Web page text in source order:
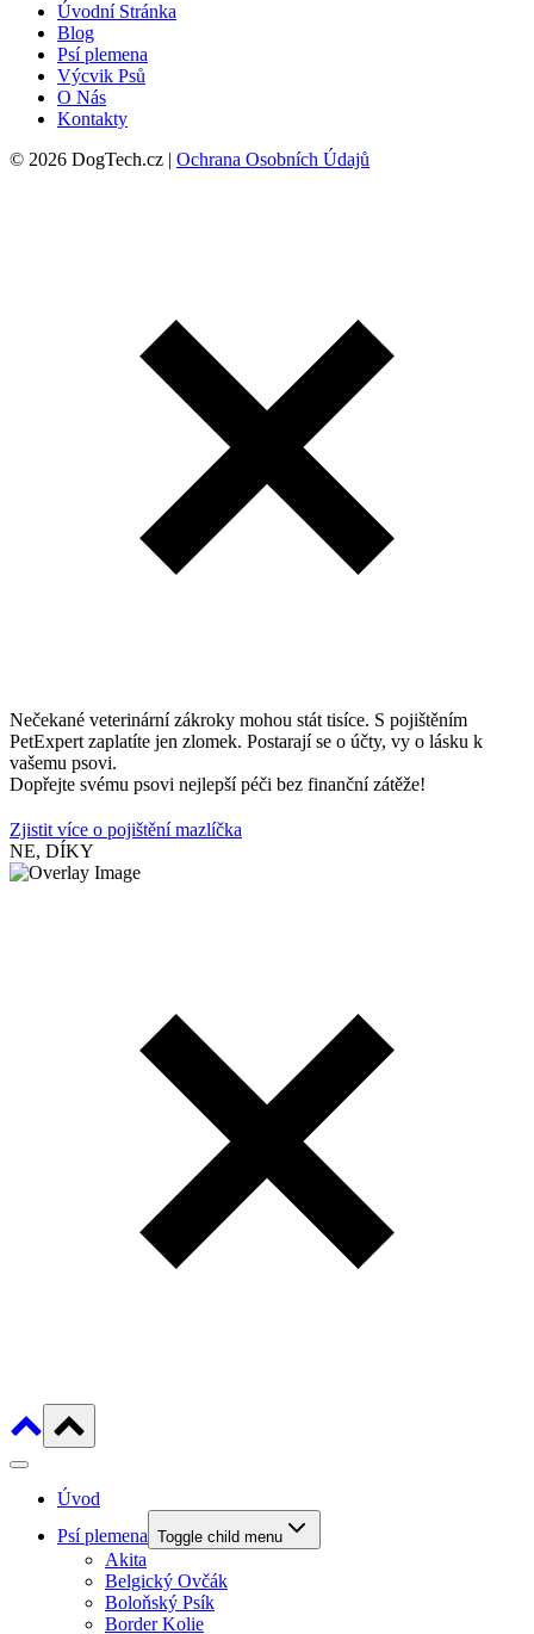
Úvodní Stránka
Blog
Psí plemena
Výcvik Psů
O Nás
Kontakty
© 2026 DogTech.cz | Ochrana Osobních Údajů
Nečekané veterinární zákroky mohou stát tisíce. S pojištěním
PetExpert zaplatíte jen zlomek. Postarají se o účty, vy o lásku k
vašemu psovi.
Dopřejte svému psovi nejlepší péči bez finanční zátěže!
Zjistit více o pojištění mazlíčka
NE, DÍKY
Úvod
Psí plemena Toggle child menu
Akita
Belgický Ovčák
Boloňský Psík
Border Kolie